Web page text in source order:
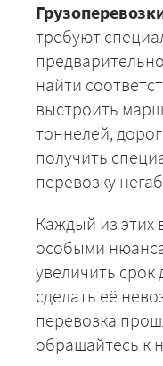
требуют
найти
выстроить
тоннелей,
получить
перевозку
Каждый из этих
особыми
увеличить срок
сделать её
перевозка
обращайтесь к